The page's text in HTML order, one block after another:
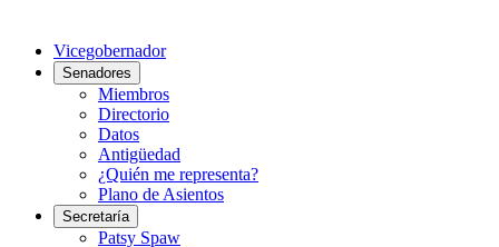
Vicegobernador
Senadores
Miembros
Directorio
Datos
Antigüedad
¿Quién me representa?
Plano de Asientos
Secretaría
Patsy Spaw